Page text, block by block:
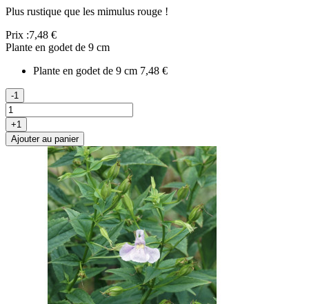
Plus rustique que les mimulus rouge !
Prix :7,48 €
Plante en godet de 9 cm
Plante en godet de 9 cm 7,48 €
-1
+1
Ajouter au panier